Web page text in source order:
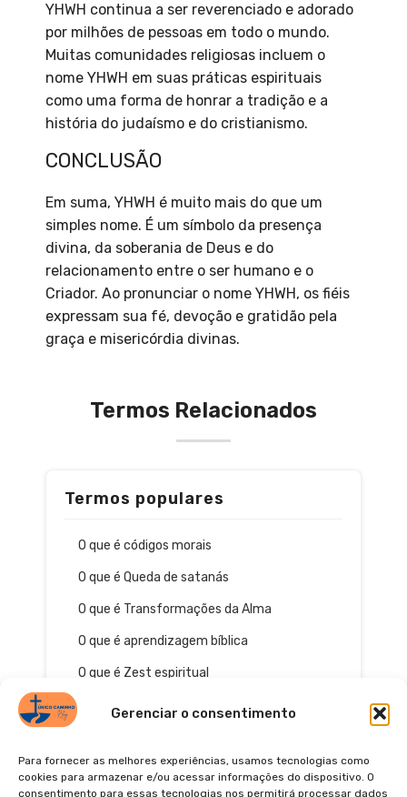
Gerenciar o consentimento
Para fornecer as melhores experiências, usamos tecnologias como
cookies para armazenar e/ou acessar informações do dispositivo. O
consentimento para essas tecnologias nos permitirá processar dados
YHWH continua a ser reverenciado e adorado
por milhões de pessoas em todo o mundo.
Muitas comunidades religiosas incluem o
nome YHWH em suas práticas espirituais
como uma forma de honrar a tradição e a
história do judaísmo e do cristianismo.
CONCLUSÃO
Em suma, YHWH é muito mais do que um
simples nome. É um símbolo da presença
divina, da soberania de Deus e do
relacionamento entre o ser humano e o
Criador. Ao pronunciar o nome YHWH, os fiéis
expressam sua fé, devoção e gratidão pela
graça e misericórdia divinas.
Termos Relacionados
Termos populares
O que é códigos morais
O que é Queda de satanás
O que é Transformações da Alma
O que é aprendizagem bíblica
O que é Zest espiritual